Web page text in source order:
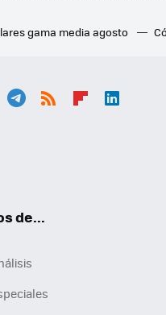
gama media agosto
de...